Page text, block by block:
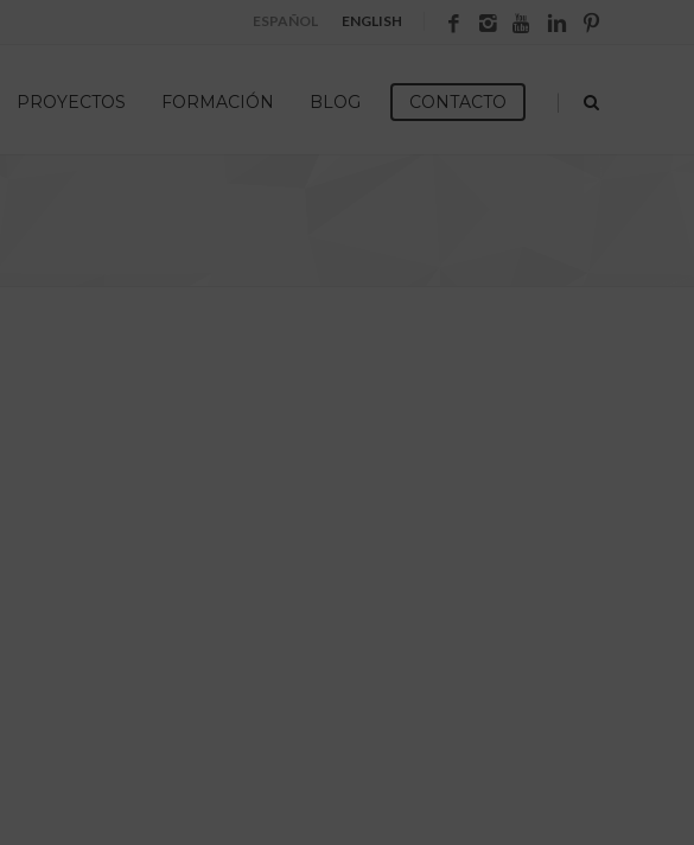
ESPAÑOL ENGLISH
PROYECTOS FORMACIÓN BLOG CONTACTO